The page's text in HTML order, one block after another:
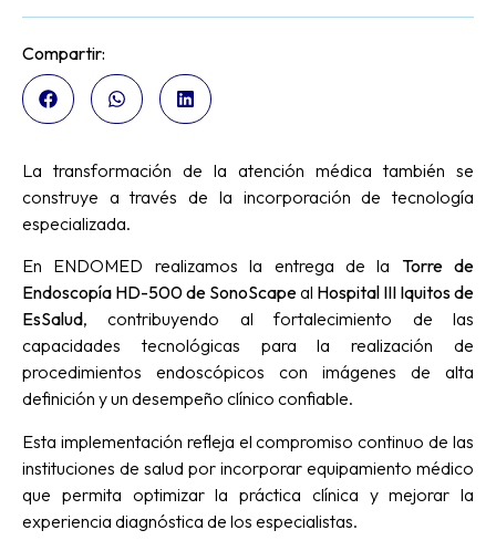
Compartir:
La transformación de la atención médica también se
construye a través de la incorporación de tecnología
especializada.
En ENDOMED realizamos la entrega de la Torre de
Endoscopía HD-500 de SonoScapeal Hospital III Iquitos de
EsSalud, contribuyendo al fortalecimiento de las
capacidades tecnológicas para la realización de
procedimientos endoscópicos con imágenes de alta
definición y un desempeño clínico confiable.
Esta implementación refleja el compromiso continuo de las
instituciones de salud por incorporar equipamiento médico
que permita optimizar la práctica clínica y mejorar la
experiencia diagnóstica de los especialistas.